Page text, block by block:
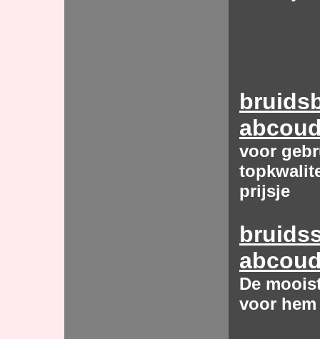
voor
prijsje
De
voor